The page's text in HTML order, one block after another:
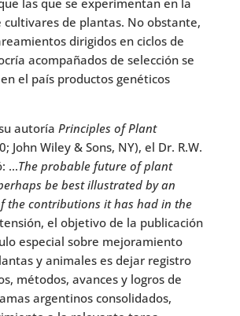
las que se experimentan en la
cultivares de plantas. No obstante,
dirigidos en ciclos de
acompañados de selección se
el país productos genéticos
autoría Principles of Plant
John Wiley & Sons, NY), el Dr. R.W.
…The probable future of plant
be best illustrated by an
the contributions it has had in the
el objetivo de la publicación
especial sobre mejoramiento
y animales es dejar registro
métodos, avances y logros de
argentinos consolidados,